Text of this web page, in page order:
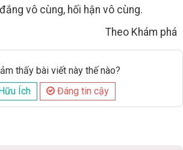
vô cùng, hối hận vô cùng.
Theo Khám phá
thấy bài viết này thế nào?
Hữu Ích
Đáng tin cậy